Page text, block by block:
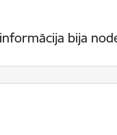
bija
bija noderīga?